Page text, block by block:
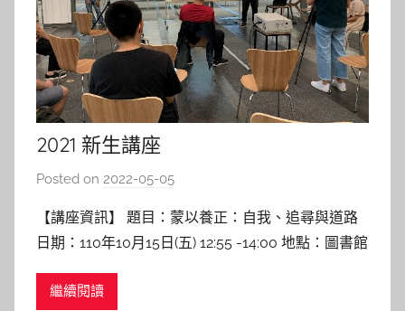
2021 新生講座
Posted on 2022-05-05
林
玉
【講座資訊】 題目：蒙以養正：自我、追尋與道路
日期：110年10月15日(五) 12:55 -14:00 地點：圖書館
百川學士學位學程安勤之老師(以下簡稱安老師)來和
繼續閱讀